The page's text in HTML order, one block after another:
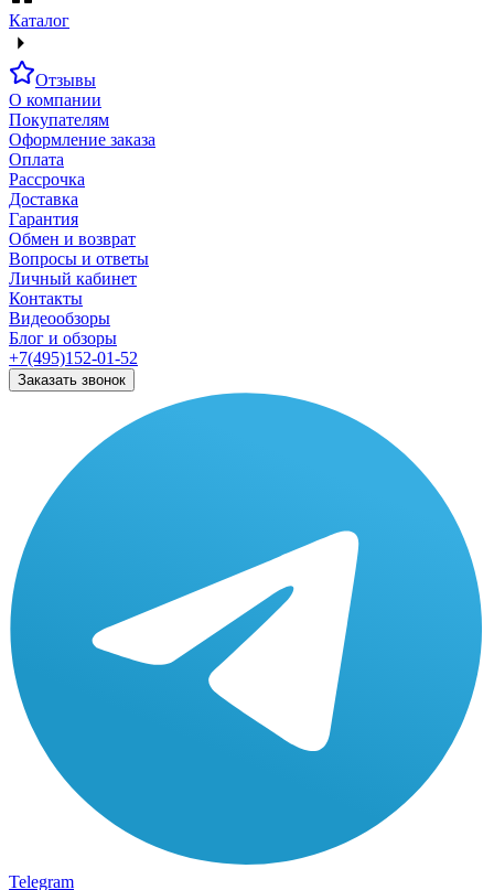
Каталог
Отзывы
О компании
Покупателям
Оформление заказа
Оплата
Рассрочка
Доставка
Гарантия
Обмен и возврат
Вопросы и ответы
Личный кабинет
Контакты
Видеообзоры
Блог и обзоры
+7(495)152-01-52
Заказать звонок
Telegram